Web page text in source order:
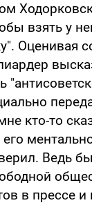
взять у
Оценивая
кто-то
его
Ведь
в прессе и